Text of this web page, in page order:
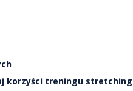
korzyści treningu